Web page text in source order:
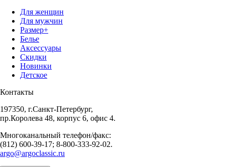
Для женщин
Для мужчин
Размер+
Белье
Аксессуары
Скидки
Новинки
Детское
Контакты
197350, г.Санкт-Петербург,
пр.Королева 48, корпус 6, офис 4.
Многоканальный телефон/факс:
(812) 600-39-17; 8-800-333-92-02.
argo@argoclassic.ru